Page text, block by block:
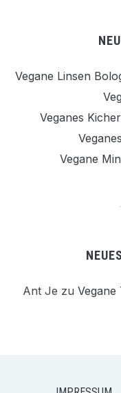
Vegane Linsen
Veganes
Vegane
Ant Je zu Vegane